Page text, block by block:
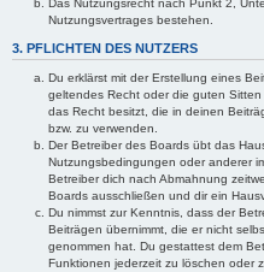
Das Nutzungsrecht nach Punkt 2,
Nutzungsvertrages bestehen.
3. PFLICHTEN DES NUTZERS
Du erklärst mit der Erstellung eines
geltendes Recht oder die guten
das Recht besitzt, die in deinen
bzw. zu verwenden.
Der Betreiber des Boards übt das
Nutzungsbedingungen oder anderer
Betreiber dich nach Abmahnung
Boards ausschließen und dir ein
Du nimmst zur Kenntnis, dass der
Beiträgen übernimmt, die er nicht
genommen hat. Du gestattest dem
Funktionen jederzeit zu löschen oder